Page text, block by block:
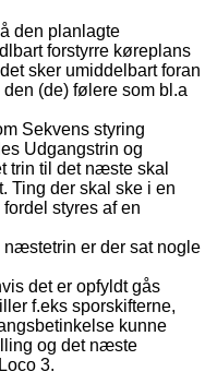
den planlagte
forstyrre køreplans
sker umiddelbart foran
(de) følere som bl.a
Sekvens styring
Udgangstrin og
trin til det næste skal
Ting der skal ske i en
styres af en
næstetrin er der sat nogle
det er opfyldt gås
f.eks sporskifterne,
kunne
og det næste
3.